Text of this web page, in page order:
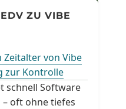
ZU VIBE
von Vibe
zur Kontrolle
schnell Software
oft ohne tiefes